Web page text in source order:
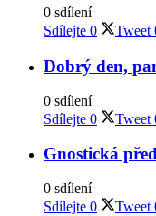
0 sdílení
Sdílejte 0 Tweet
Dobrý den,
0 sdílení
Sdílejte 0 Tweet
Gnostická
0 sdílení
Sdílejte 0 Tweet